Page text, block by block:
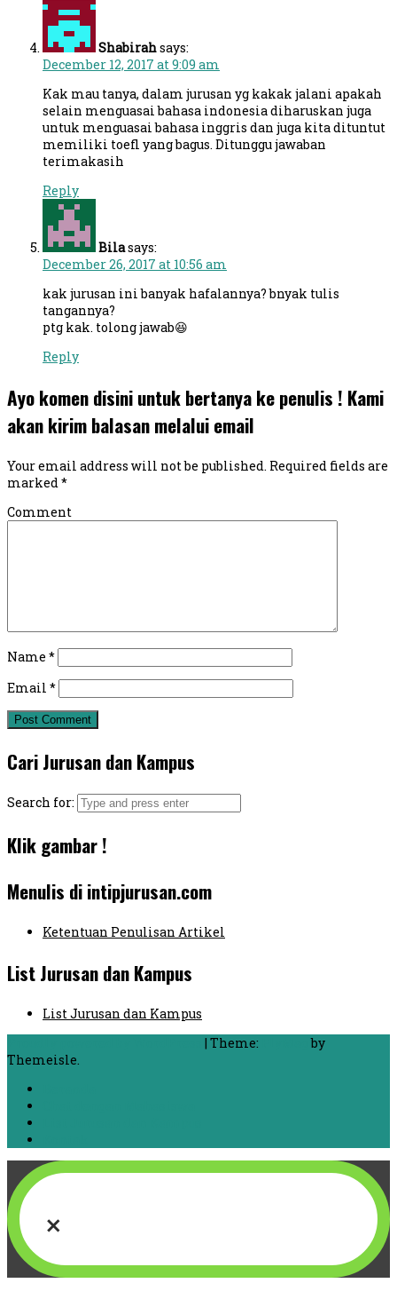
Shabirahsays:
December 12, 2017 at 9:09 am
Kak mau tanya, dalam jurusan yg kakak jalani apakah
selain menguasai bahasa indonesia diharuskan juga
untuk menguasai bahasa inggris dan juga kita dituntut
memiliki toefl yang bagus. Ditunggu jawaban
terimakasih
Reply
Bilasays:
December 26, 2017 at 10:56 am
kak jurusan ini banyak hafalannya? bnyak tulis
tangannya?
ptg kak. tolong jawab😆
Reply
Ayo komen disini untuk bertanya ke penulis ! Kami
akan kirim balasan melalui email
Your email address will not be published. Required fields are
marked *
Comment
Name *
Email *
Cari Jurusan dan Kampus
Search for:
Klik gambar !
Menulis di intipjurusan.com
Ketentuan Penulisan Artikel
List Jurusan dan Kampus
List Jurusan dan Kampus
| Theme:
by
Themeisle.
×